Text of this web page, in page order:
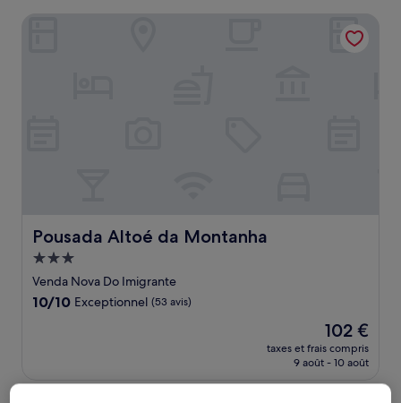
Pousada Altoé da Montanha
Pousada Altoé da Montanha
Hébergement
3.0 étoiles
Venda Nova Do Imigrante
10.0
10/10 Exceptionnel (53 avis)
Le
nouveau
prix
102 €
taxes et frais compris
9 août - 10 août